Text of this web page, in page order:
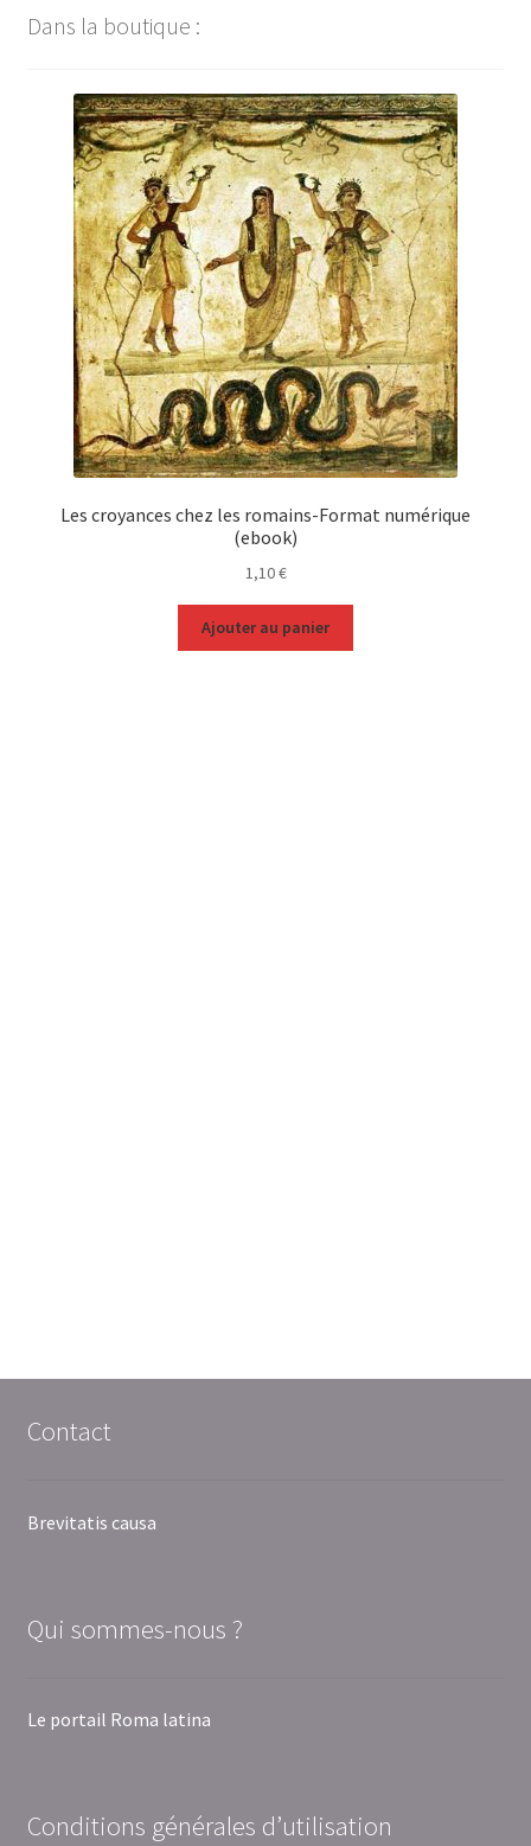
Dans la boutique :
Les croyances chez les romains-Format numérique
(ebook)
1,10€
Ajouter au panier
Contact
Brevitatis causa
Qui sommes-nous ?
Le portail Roma latina
Conditions générales d’utilisation